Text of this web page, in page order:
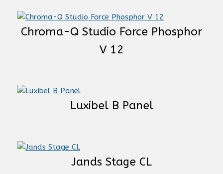
Chroma-Q Studio Force Phosphor
V 12
Luxibel B Panel
Jands Stage CL